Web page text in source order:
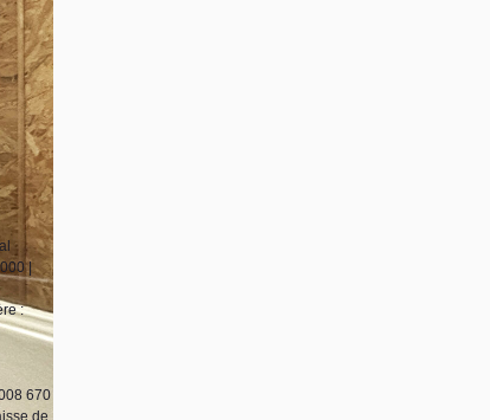
|
:
670
de